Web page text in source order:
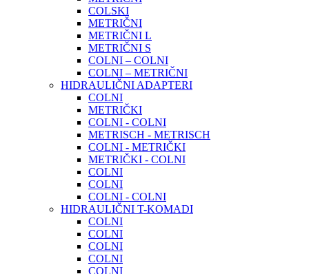
COLSKI
METRIČNI
METRIČNI L
METRIČNI S
COLNI – COLNI
COLNI – METRIČNI
HIDRAULIČNI ADAPTERI
COLNI
METRIČKI
COLNI - COLNI
METRISCH - METRISCH
COLNI - METRIČKI
METRIČKI - COLNI
COLNI
COLNI
COLNI - COLNI
HIDRAULIČNI T-KOMADI
COLNI
COLNI
COLNI
COLNI
COLNI